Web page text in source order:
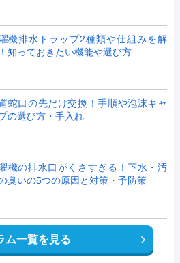
機排水トラップ2種類や仕組みを解
知っておきたい機能や選び方
蛇口の先だけ交換！手順や泡沫キャ
の選び方・手入れ
機の排水口がくさすぎる！下水・汚
臭いの5つの原因と対策・予防策
ム一覧を見る